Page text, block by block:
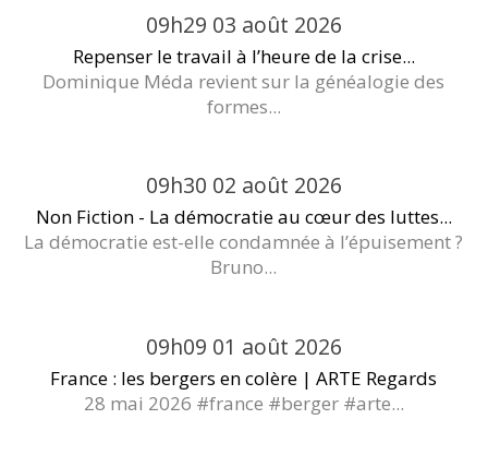
09h29 03 août 2026
Repenser le travail à l’heure de la crise...
Dominique Méda revient sur la généalogie des
formes...
09h30 02 août 2026
Non Fiction - La démocratie au cœur des luttes...
La démocratie est-elle condamnée à l’épuisement ?
Bruno...
09h09 01 août 2026
France : les bergers en colère | ARTE Regards
28 mai 2026 #france #berger #arte...